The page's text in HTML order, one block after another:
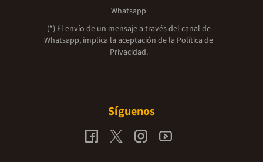
Whatsapp
(*) El envío de un mensaje a través del canal de
Whatsapp, implica la aceptación de la Política de
Privacidad.
Síguenos